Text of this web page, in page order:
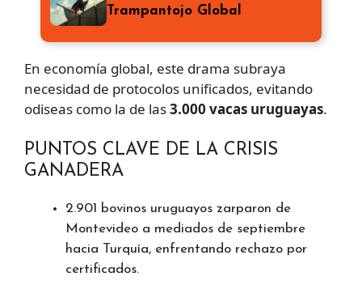
Trampantojo Global
En economía global, este drama subraya
necesidad de protocolos unificados, evitando
odiseas como la de las3.000 vacas uruguayas.
PUNTOS CLAVE DE LA CRISIS
GANADERA
2.901 bovinos uruguayos zarparon de
Montevideo a mediados de septiembre
hacia Turquía, enfrentando rechazo por
certificados.